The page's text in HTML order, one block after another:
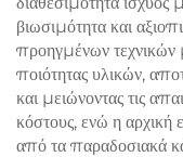
βιωσιμότητα και
προηγμένων τεχνικών
ποιότητας υλικών,
και μειώνοντας τις
κόστους, ενώ η αρχική
από τα παραδοσιακά